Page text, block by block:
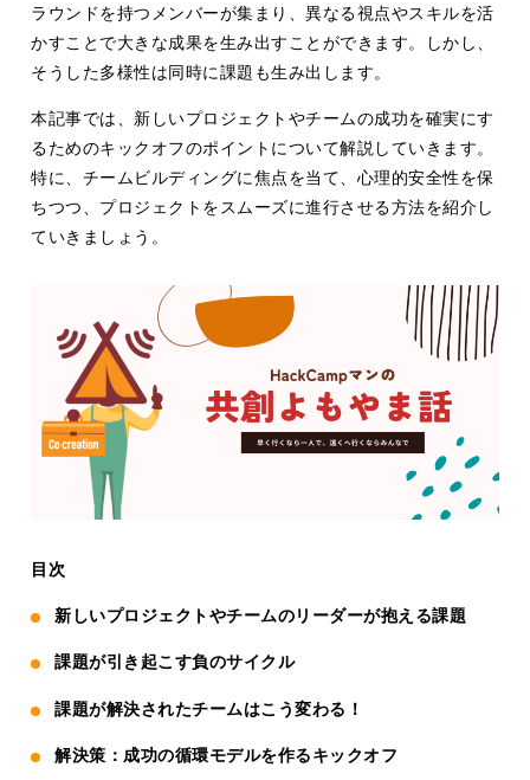
ラウンドを持つメンバーが集まり、異なる視点やスキルを活
かすことで大きな成果を生み出すことができます。しかし、
そうした多様性は同時に課題も生み出します。
本記事では、新しいプロジェクトやチームの成功を確実にす
るためのキックオフのポイントについて解説していきます。
特に、チームビルディングに焦点を当て、心理的安全性を保
ちつつ、プロジェクトをスムーズに進行させる方法を紹介し
ていきましょう。
目次
新しいプロジェクトやチームのリーダーが抱える課題
課題が引き起こす負のサイクル
課題が解決されたチームはこう変わる！
解決策：成功の循環モデルを作るキックオフ